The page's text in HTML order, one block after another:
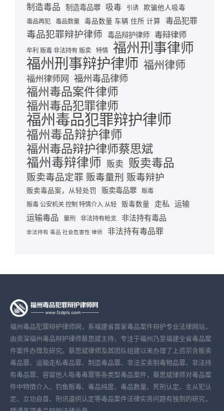
制造毒品 制造毒品罪 吸毒 引诱 欺骗他人吸毒
毒品再犯 毒品数量 毒品数量 车辆 住所 计算 毒品犯罪
毒品犯罪辩护律师 毒品辩护律师 毒辩律师
牟利 贩毒 非法持有 贩卖 特情 福州刑事律师
福州刑事辩护律师 福州律师
福州律师网 福州毒品律师
福州毒品案件律师
福州毒品犯罪律师
福州毒品犯罪辩护律师
福州毒品辩护律师
福州毒品辩护律师蔡思斌
福州毒辩律师 贩卖 贩卖毒品
贩卖毒品定罪 贩毒量刑 贩毒辩护
贩卖毒品案，从轻处罚 贩卖毒品罪
贩毒
贩毒 公安机关 控制 特情介入 从轻
贩毒数量 走私 运输
运输毒品 量刑 非法持有枪支 非法持有毒品
非法持有 毒品 社会危害性 律师 非法持有毒品罪
福州毒品犯罪辩护律师网，系福建省首家毒品案件辩护专业法律网站，
由资深福州毒品辩护律师蔡思斌主持，专注于福州乃至福建全省毒品案
件案件办理及研究。蔡思斌律师及其团队组建以来办理了上百宗含贩卖
毒品罪、运输走私毒品罪、制造毒品罪、非法买卖制毒物品罪、非法持
有毒品罪、容留他人吸毒毒罪等各类型毒品案件，蔡思斌律师对毒品案
件中特情介入、钓鱼贩毒、毒品纯度、毒品数量、死刑认定、主从犯认
定、立功自首、刑讯逼供认定等毒品案件法律实务问题有独到的研究，